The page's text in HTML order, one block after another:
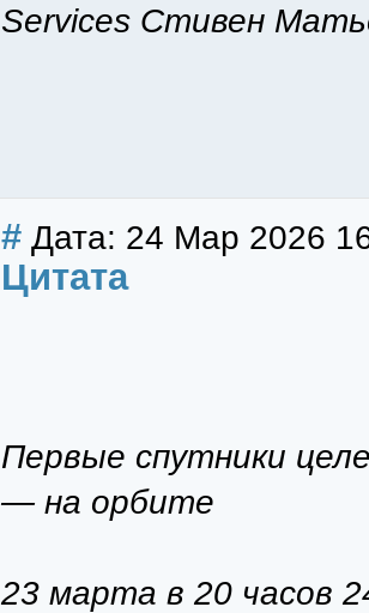
Services Стивен
# Дата: 24 Мар 2026
Цитата
Первые спутники
— на орбите
23 марта в 20 часов